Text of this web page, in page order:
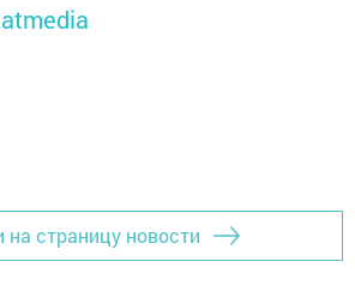
на страницу новости